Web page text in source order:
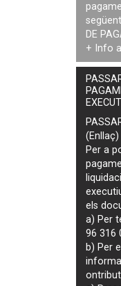
DE
+ Info
(Enllaç)
Per a
els
a) Per
96 316
b) Per